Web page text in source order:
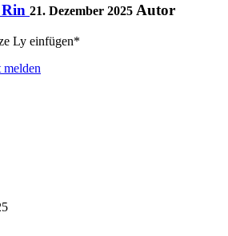
21. Dezember 2025 Autor
Ly einfügen*
melden